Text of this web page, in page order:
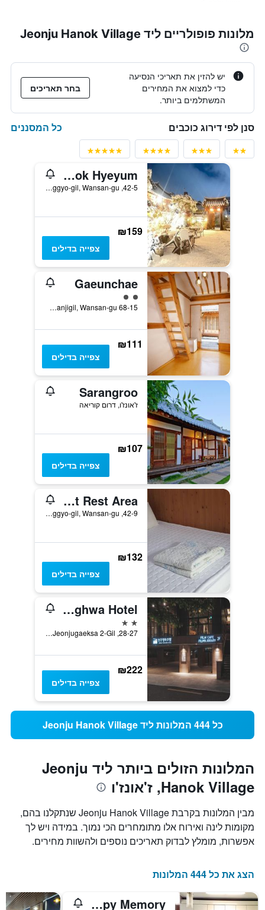
מלונות פופולריים ליד Jeonju Hanok Village
יש להזין את תאריכי הנסיעה
כדי למצוא את המחירים
המשתלמים ביותר.
בחר תאריכים
סנן לפי דירוג כוכבים כל המסננים
Hanok Hyeyum
42-5, Hyanggyo-gil, Wansan-gu, ז'אונז'ו, דרום קוריאה
₪159
צפייה בדילים
Gaeunchae
2 דירוג מחלקת נוסעים
68-15 Hanjigil, Wansan-gu, ז'אונז'ו, דרום קוריאה
₪111
צפייה בדילים
Sarangroo
ז'אונז'ו, דרום קוריאה
₪107
צפייה בדילים
Starlight Rest Area
42-9, Hyanggyo-gil, Wansan-gu, ז'אונז'ו, דרום קוריאה
₪132
צפייה בדילים
Jeonju Yeonghwa Hotel
2 כוכבים
28-27, Jeonjugaeksa 2-Gil, ז'אונז'ו, דרום קוריאה
₪222
צפייה בדילים
כל 444 המלונות ליד Jeonju Hanok Village
המלונות הזולים ביותר ליד Jeonju
Hanok Village, ז'אונז'ו
מבין המלונות בקרבת Jeonju Hanok Village שנתקלנו בהם,
מקומות לינה ואירוח אלו מתומחרים הכי נמוך. במידה ויש לך
אפשרות, מומלץ לבדוק תאריכים נוספים ולהשוות מחירים.
הצג את כל 444 המלונות
Happy Memory